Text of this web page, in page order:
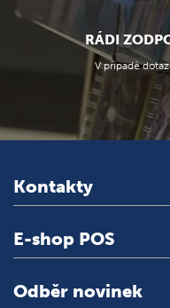
RÁDI
V případě
Kontakty
E-shop POS
Odběr novinek